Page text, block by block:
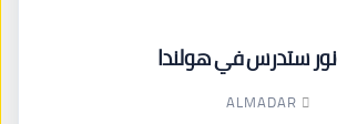
ستدرس في هولندا
ALMADAR